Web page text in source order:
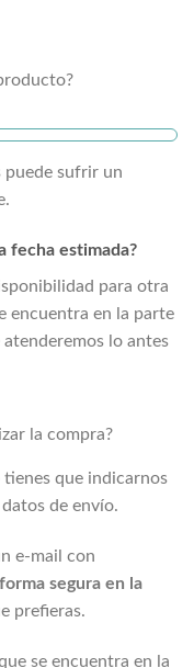
puede sufrir un
fecha estimada?
para otra
encuentra en la parte
lo antes
la compra?
tienes que indicarnos
de envío.
e-mail con
segura en la
prefieras.
se encuentra en la